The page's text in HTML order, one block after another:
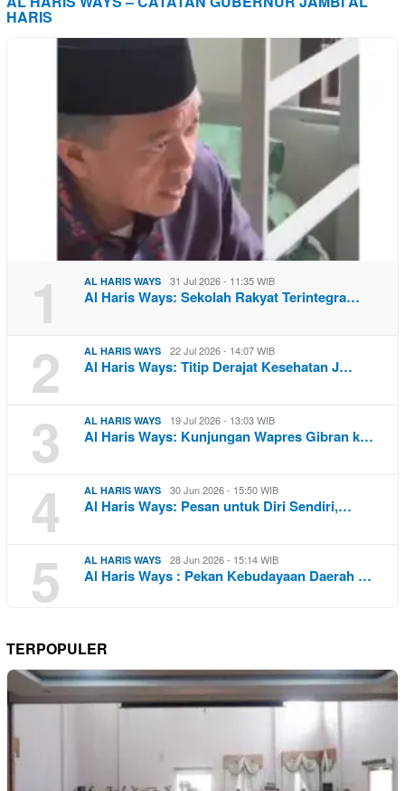
HARIS
1 AL HARIS WAYS 31 Jul 2026 - 11:35 WIB
Al Haris Ways: Sekolah Rakyat Terintegra…
2 AL HARIS WAYS 22 Jul 2026 - 14:07 WIB
Al Haris Ways: Titip Derajat Kesehatan J…
3 AL HARIS WAYS 19 Jul 2026 - 13:03 WIB
Al Haris Ways: Kunjungan Wapres Gibran k…
4 AL HARIS WAYS 30 Jun 2026 - 15:50 WIB
Al Haris Ways: Pesan untuk Diri Sendiri,…
5 AL HARIS WAYS 28 Jun 2026 - 15:14 WIB
Al Haris Ways : Pekan Kebudayaan Daerah …
TERPOPULER